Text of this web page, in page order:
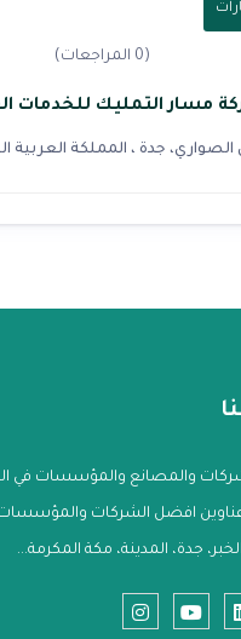
(0 المراجعات)
مسار التمليك للخدمات
جدة ، المملكة العربية
والمصانع والمؤسسات في
افضل الشركات
جدة، المدينة، مكة المكرمة...